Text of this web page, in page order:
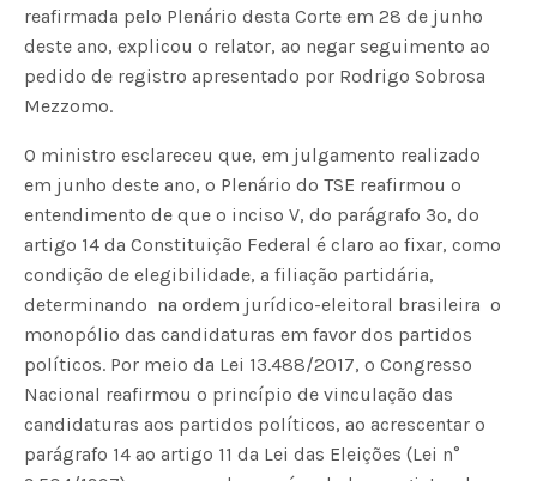
reafirmada pelo Plenário desta Corte em 28 de junho
deste ano, explicou o relator, ao negar seguimento ao
pedido de registro apresentado por Rodrigo Sobrosa
Mezzomo.
O ministro esclareceu que, em julgamento realizado
em junho deste ano, o Plenário do TSE reafirmou o
entendimento de que o inciso V, do parágrafo 3º, do
artigo 14 da Constituição Federal é claro ao fixar, como
condição de elegibilidade, a filiação partidária,
determinando  na ordem jurídico-eleitoral brasileira  o
monopólio das candidaturas em favor dos partidos
políticos. Por meio da Lei 13.488/2017, o Congresso
Nacional reafirmou o princípio de vinculação das
candidaturas aos partidos políticos, ao acrescentar o
parágrafo 14 ao artigo 11 da Lei das Eleições (Lei n°